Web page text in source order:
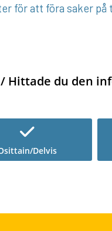
för att föra saker på
Hittade du den
Delvis